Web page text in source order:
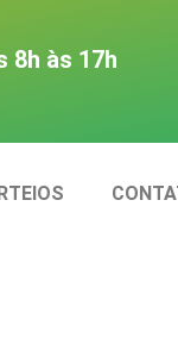
8h às 17h